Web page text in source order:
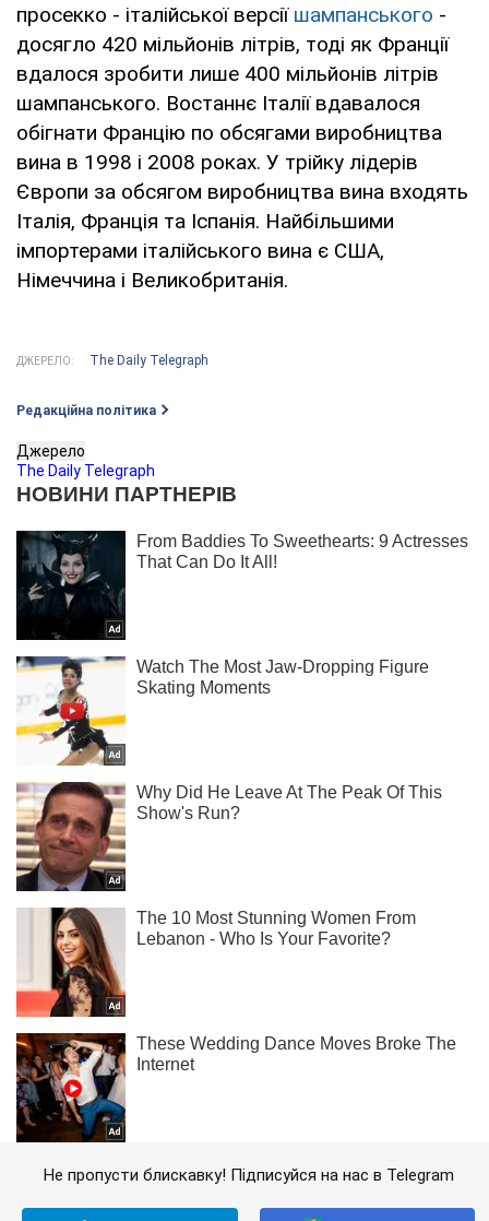
просекко - італійської версії шампанського -
досягло 420 мільйонів літрів, тоді як Франції
вдалося зробити лише 400 мільйонів літрів
шампанського. Востаннє Італії вдавалося
обігнати Францію по обсягами виробництва
вина в 1998 і 2008 роках. У трійку лідерів
Європи за обсягом виробництва вина входять
Італія, Франція та Іспанія. Найбільшими
імпортерами італійського вина є США,
Німеччина і Великобританія.
ДЖЕРЕЛО: The Daily Telegraph
Редакційна політика
Джерело
The Daily Telegraph
Не пропусти блискавку! Підписуйся на нас в Telegram